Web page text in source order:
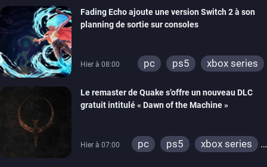
Fading Echo ajoute une version Switch 2 à son
planning de sortie sur consoles
Hier à 08:00 pc ps5 xbox series
Le remaster de Quake s’offre un nouveau DLC
gratuit intitulé « Dawn of the Machine »
Hier à 07:00 pc ps5
xbox series